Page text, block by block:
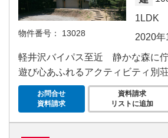
物件番号： 13028
1LDK
2020年
軽井沢バイパス至近 静かな森に
遊び心あふれるアクティビティ別
お問合せ
資料請求
資料請求
リストに追加